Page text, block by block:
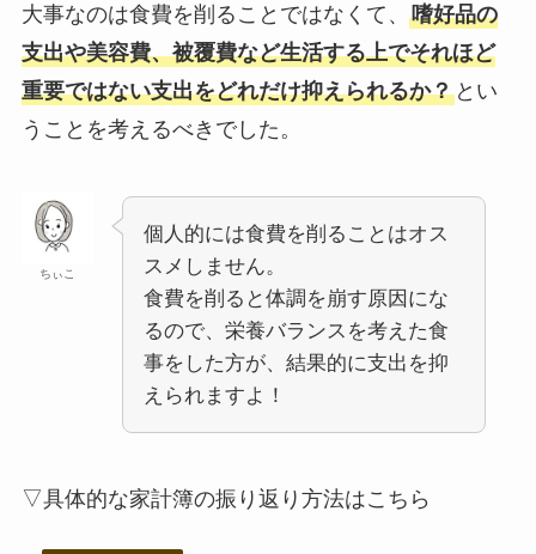
大事なのは食費を削ることではなくて、 嗜好品の
支出や美容費、被覆費など生活する上でそれほど
重要ではない支出をどれだけ抑えられるか？とい
うことを考えるべきでした。
ちぃこ
個人的には食費を削ることはオス
スメしません。
食費を削ると体調を崩す原因にな
るので、栄養バランスを考えた食
事をした方が、結果的に支出を抑
えられますよ！
▽具体的な家計簿の振り返り方法はこちら